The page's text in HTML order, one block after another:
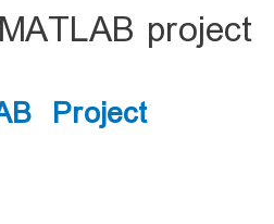
MATLAB project
Project